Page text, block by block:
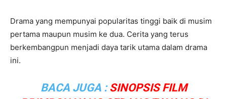
Drama yang mempunyai popularitas tinggi baik di musim
pertama maupun musim ke dua. Cerita yang terus
berkembangpun menjadi daya tarik utama dalam drama
ini.
BACA JUGA :SINOPSIS FILM